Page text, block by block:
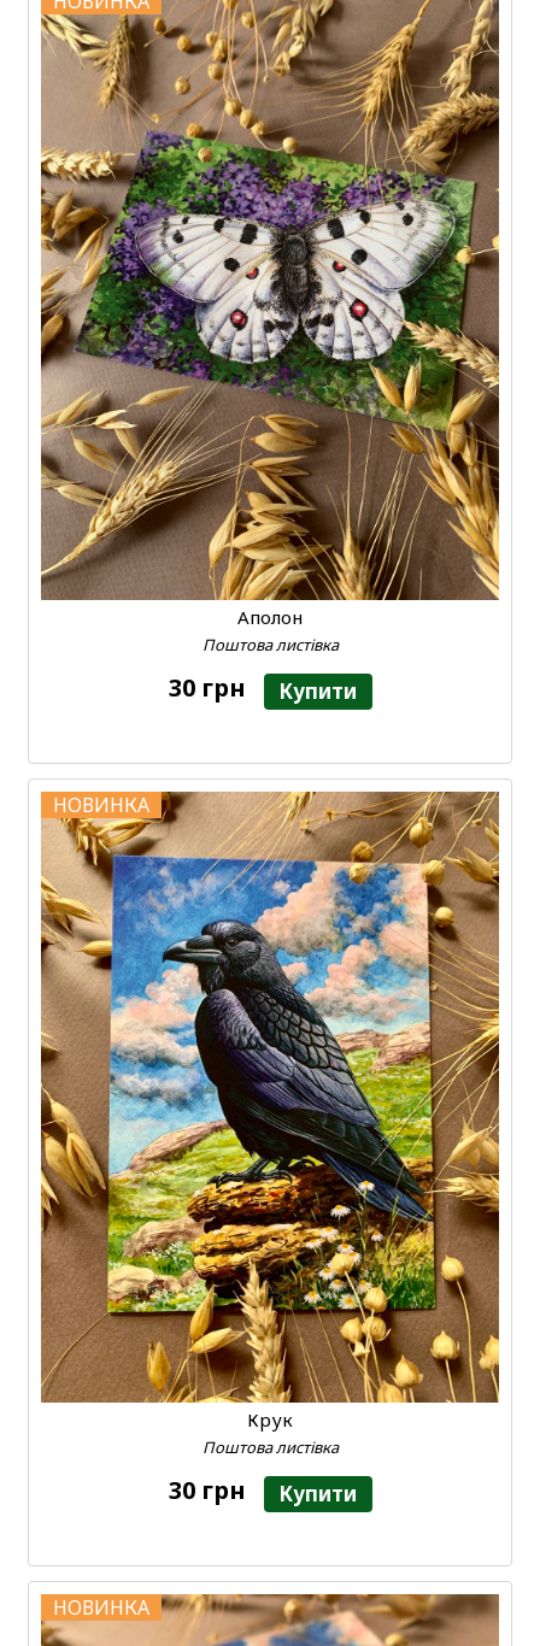
Аполон
Поштова листівка
30 грн Купити
НОВИНКА
Крук
Поштова листівка
30 грн Купити
НОВИНКА